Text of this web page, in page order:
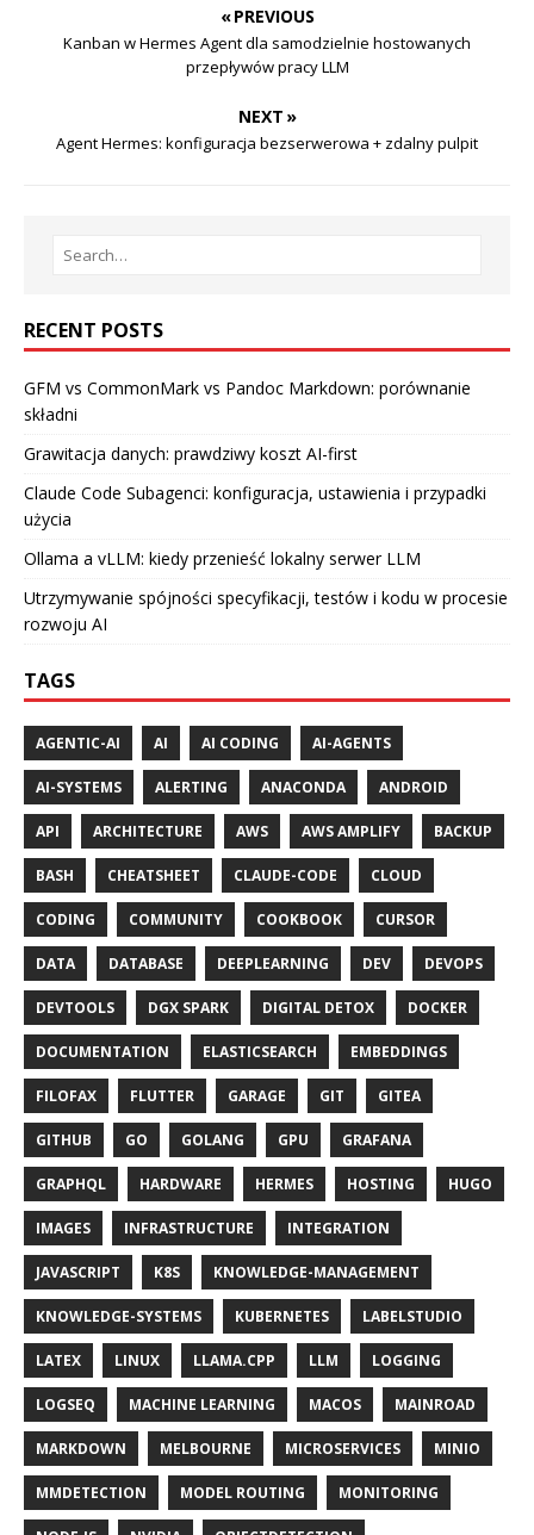
« PREVIOUS
Kanban w Hermes Agent dla samodzielnie hostowanych
przepływów pracy LLM
NEXT »
Agent Hermes: konfiguracja bezserwerowa + zdalny pulpit
RECENT POSTS
GFM vs CommonMark vs Pandoc Markdown: porównanie
składni
Grawitacja danych: prawdziwy koszt AI-first
Claude Code Subagenci: konfiguracja, ustawienia i przypadki
użycia
Ollama a vLLM: kiedy przenieść lokalny serwer LLM
Utrzymywanie spójności specyfikacji, testów i kodu w procesie
rozwoju AI
TAGS
AGENTIC-AI AI AI CODING AI-AGENTS
AI-SYSTEMS ALERTING ANACONDA ANDROID
API ARCHITECTURE AWS AWS AMPLIFY BACKUP
BASH CHEATSHEET CLAUDE-CODE CLOUD
CODING COMMUNITY COOKBOOK CURSOR
DATA DATABASE DEEPLEARNING DEV DEVOPS
DEVTOOLS DGX SPARK DIGITAL DETOX DOCKER
DOCUMENTATION ELASTICSEARCH EMBEDDINGS
FILOFAX FLUTTER GARAGE GIT GITEA
GITHUB GO GOLANG GPU GRAFANA
GRAPHQL HARDWARE HERMES HOSTING HUGO
IMAGES INFRASTRUCTURE INTEGRATION
JAVASCRIPT K8S KNOWLEDGE-MANAGEMENT
KNOWLEDGE-SYSTEMS KUBERNETES LABELSTUDIO
LATEX LINUX LLAMA.CPP LLM LOGGING
LOGSEQ MACHINE LEARNING MACOS MAINROAD
MARKDOWN MELBOURNE MICROSERVICES MINIO
MMDETECTION MODEL ROUTING MONITORING